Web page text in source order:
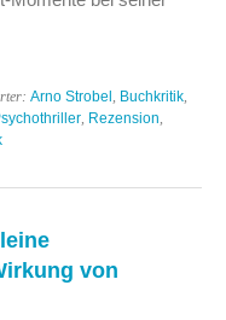
Arno Strobel Buchkritik
Rezension
von